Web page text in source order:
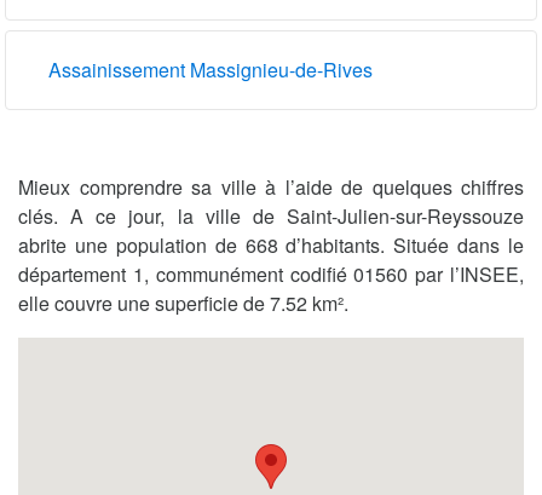
Assainissement Massignieu-de-Rives
Mieux comprendre sa ville à l’aide de quelques chiffres
clés. A ce jour, la ville de Saint-Julien-sur-Reyssouze
abrite une population de 668 d’habitants. Située dans le
département 1, communément codifié 01560 par l’INSEE,
elle couvre une superficie de 7.52 km².